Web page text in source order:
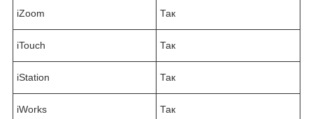
iZoom Так
iTouch Так
iStation Так
iWorks Так